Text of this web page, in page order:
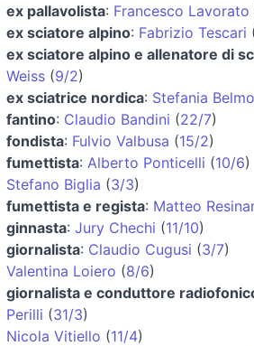
ex pallavolista: Francesco Lavorato
ex sciatore alpino: Fabrizio Tescari
ex sciatore alpino e allenatore di
Weiss (9/2)
ex sciatrice nordica: Stefania
fantino: Claudio Bandini (22/7)
fondista: Fulvio Valbusa (15/2)
fumettista: Alberto Ponticelli (10/6)
Stefano Biglia (3/3)
fumettista e regista: Matteo
ginnasta: Jury Chechi (11/10)
giornalista: Claudio Cugusi (3/7)
Valentina Loiero (8/6)
giornalista e conduttore
Perilli (31/3)
Nicola Vitiello (11/4)